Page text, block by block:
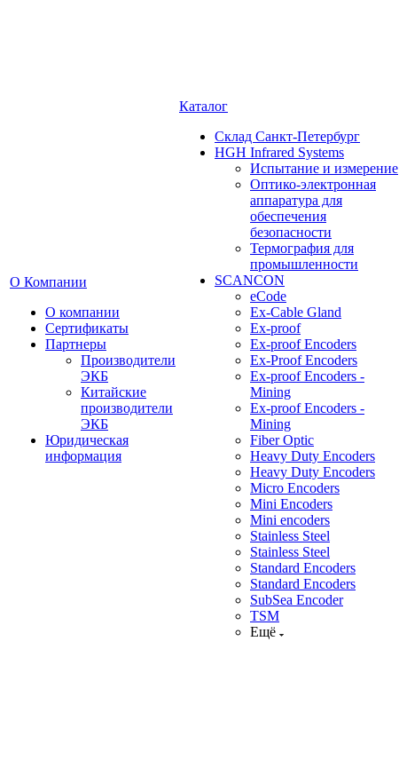
О Компании
О компании
Сертификаты
Партнеры
Производители
ЭКБ
Китайские
производители
ЭКБ
Юридическая
информация
Каталог
Cклад Санкт-Петербург
HGH Infrared Systems
Испытание и измерение
Оптико-электронная
аппаратура для
обеспечения
безопасности
Термография для
промышленности
SCANCON
eCode
Ex-Cable Gland
Ex-proof
Ex-proof Encoders
Ex-Proof Encoders
Ex-proof Encoders -
Mining
Ex-proof Encoders -
Mining
Fiber Optic
Heavy Duty Encoders
Heavy Duty Encoders
Micro Encoders
Mini Encoders
Mini encoders
Stainless Steel
Stainless Steel
Standard Encoders
Standard Encoders
SubSea Encoder
TSM
Ещё